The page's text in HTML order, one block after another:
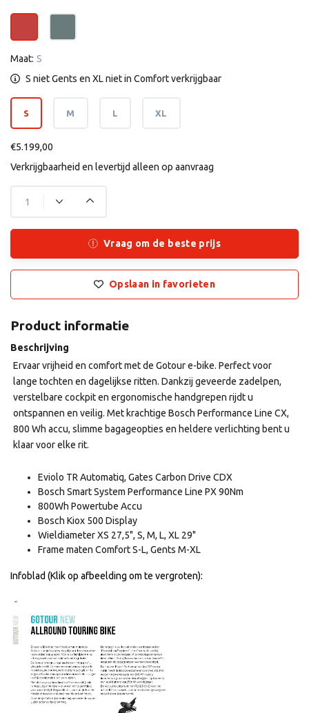
Maat: S
S niet Gents en XL niet in Comfort verkrijgbaar
S M L XL
€5.199,00
Verkrijgbaarheid en levertijd alleen op aanvraag
Vraag om de beste prijs
Opslaan in favorieten
Product informatie
Beschrijving
Ervaar vrijheid en comfort met de Gotour e-bike. Perfect voor
lange tochten en dagelijkse ritten. Dankzij geveerde zadelpen,
verstelbare cockpit en ergonomische handgrepen rijdt u
ontspannen en veilig. Met krachtige Bosch Performance Line CX,
800 Wh accu, slimme bagageopties en heldere verlichting bent u
klaar voor elke rit.
Eviolo TR Automatiq, Gates Carbon Drive CDX
Bosch Smart System Performance Line PX 90Nm
800Wh Powertube Accu
Bosch Kiox 500 Display
Wieldiameter XS 27,5", S, M, L, XL 29"
Frame maten Comfort S-L, Gents M-XL
Infoblad (Klik op afbeelding om te vergroten):